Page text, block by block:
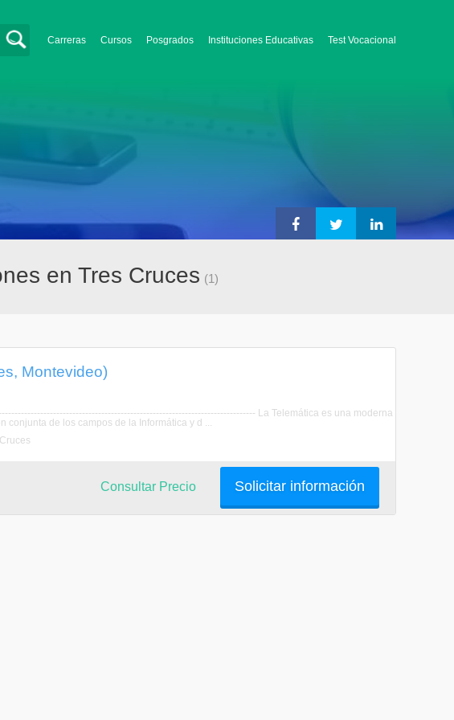
Carreras Cursos Posgrados Instituciones Educativas Test Vocacional
en Tres Cruces (1)
Montevideo)
La Telemática es una moderna
de los campos de la Informática y d ...
Solicitar información
Consultar Precio